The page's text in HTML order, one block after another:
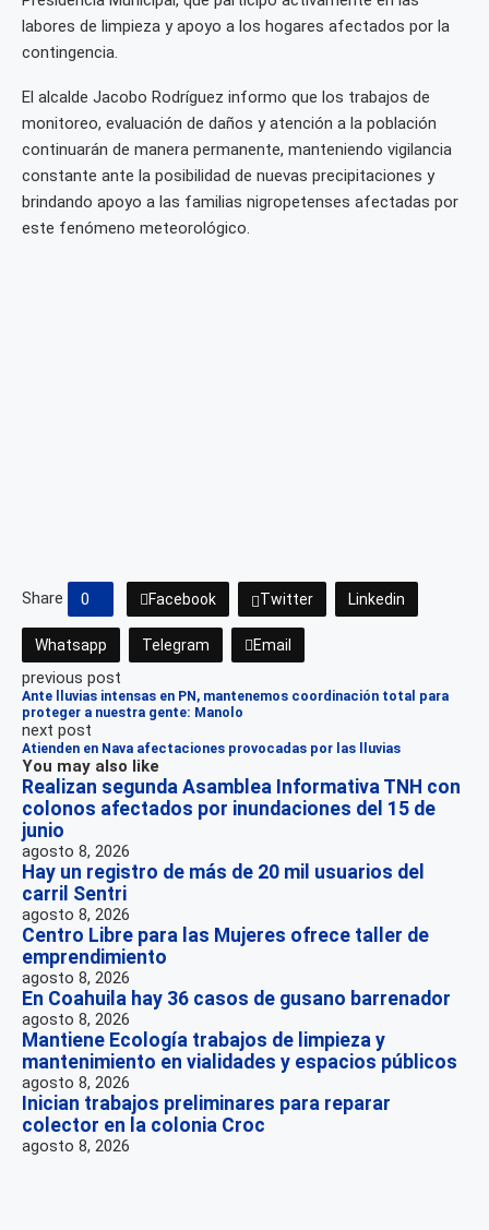
labores de limpieza y apoyo a los hogares afectados por la
contingencia.
El alcalde Jacobo Rodríguez informo que los trabajos de
monitoreo, evaluación de daños y atención a la población
continuarán de manera permanente, manteniendo vigilancia
constante ante la posibilidad de nuevas precipitaciones y
brindando apoyo a las familias nigropetenses afectadas por
este fenómeno meteorológico.
Share 0 Facebook Twitter Linkedin
Whatsapp Telegram Email
previous post
Ante lluvias intensas en PN, mantenemos coordinación total para
proteger a nuestra gente: Manolo
next post
Atienden en Nava afectaciones provocadas por las lluvias
You may also like
Realizan segunda Asamblea Informativa TNH con
colonos afectados por inundaciones del 15 de
junio
agosto 8, 2026
Hay un registro de más de 20 mil usuarios del
carril Sentri
agosto 8, 2026
Centro Libre para las Mujeres ofrece taller de
emprendimiento
agosto 8, 2026
En Coahuila hay 36 casos de gusano barrenador
agosto 8, 2026
Mantiene Ecología trabajos de limpieza y
mantenimiento en vialidades y espacios públicos
agosto 8, 2026
Inician trabajos preliminares para reparar
colector en la colonia Croc
agosto 8, 2026